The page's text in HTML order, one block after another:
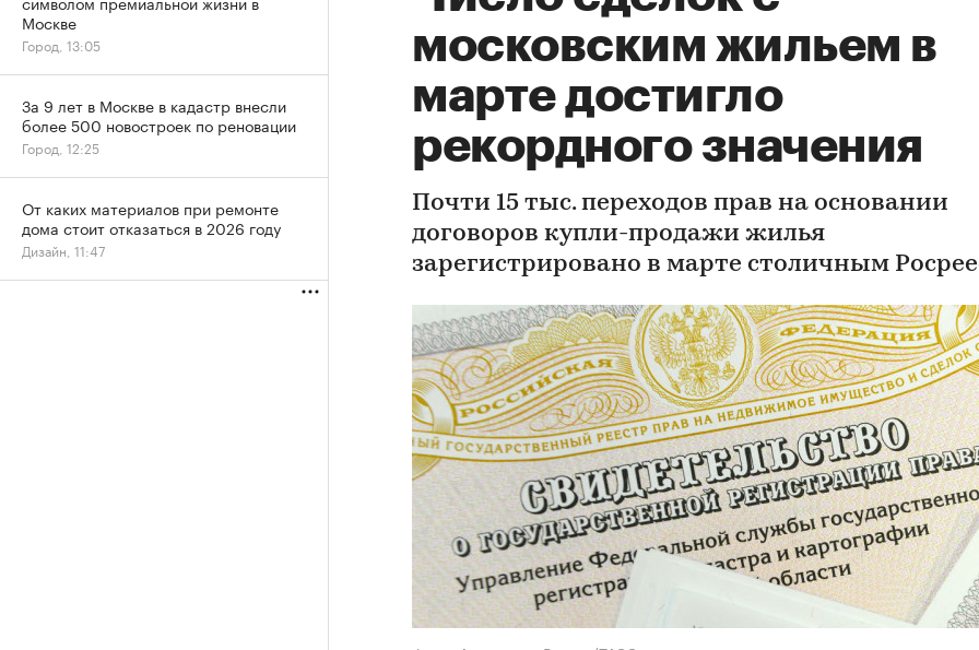
московским жильем в
марте достигло
рекордного значения
Почти 15 тыс. переходов прав на основании
договоров купли-продажи жилья
зарегистрировано в марте столичным
Москве
Город, 13:05
За 9 лет в Москве в кадастр внесли
более 500 новостроек по реновации
Город, 12:25
От каких материалов при ремонте
дома стоит отказаться в 2026 году
Дизайн, 11:47